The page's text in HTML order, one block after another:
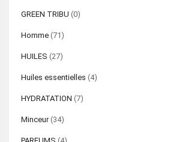
GREEN TRIBU (0)
Homme (71)
HUILES (27)
Huiles essentielles (4)
HYDRATATION (7)
Minceur (34)